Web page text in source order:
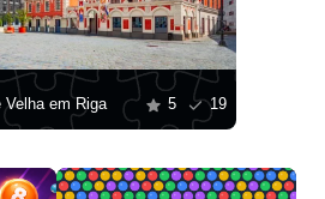
Velha em Riga 5 19